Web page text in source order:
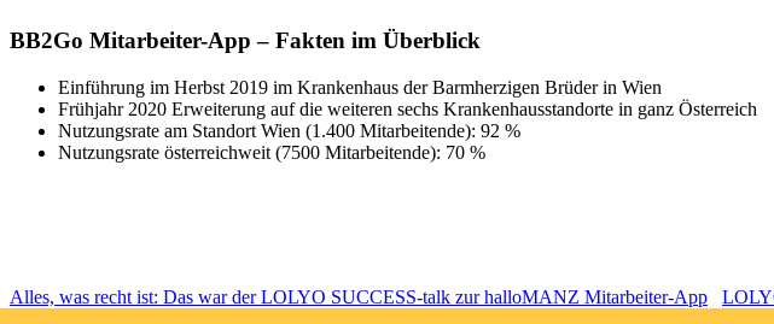
BB2Go Mitarbeiter-App – Fakten im Überblick
Einführung im Herbst 2019 im Krankenhaus der Barmherzigen Brüder in Wien
Frühjahr 2020 Erweiterung auf die weiteren sechs Krankenhausstandorte in ganz Österreich
Nutzungsrate am Standort Wien (1.400 Mitarbeitende): 92 %
Nutzungsrate österreichweit (7500 Mitarbeitende): 70 %
Alles, was recht ist: Das war der LOLYO SUCCESS-talk zur halloMANZ Mitarbeiter-App